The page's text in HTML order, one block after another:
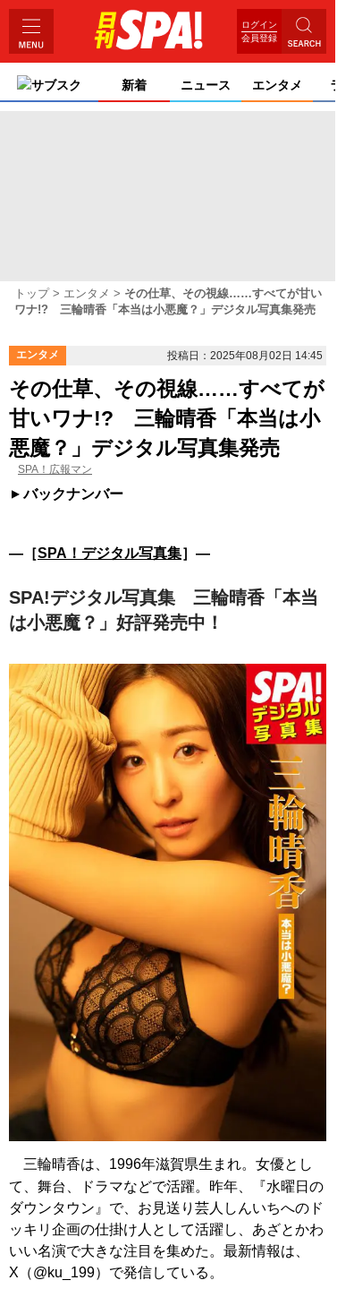
ログイン
会員登録
サブスク 新着 ニュース エンタメ ライ
トップ エンタメ
その仕草、その視線……すべてが甘い
ワナ!? 三輪晴香「本当は小悪魔？」デジタル写真集発売
エンタメ 投稿日：2025年08月02日 14:45
その仕草、その視線……すべてが
甘いワナ!? 三輪晴香「本当は小
悪魔？」デジタル写真集発売
SPA！広報マン
バックナンバー
―［SPA！デジタル写真集］―
SPA!デジタル写真集 三輪晴香「本当
は小悪魔？」好評発売中！
三輪晴香は、1996年滋賀県生まれ。女優とし
て、舞台、ドラマなどで活躍。昨年、『水曜日の
ダウンタウン』で、お見送り芸人しんいちへのド
ッキリ企画の仕掛け人として活躍し、あざとかわ
いい名演で大きな注目を集めた。最新情報は、
X（@ku_199）で発信している。